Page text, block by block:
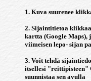
1. Kuva suurenee
2. Sijaintitietoa
kartta (Google Maps),
viimeisen lepo- sijan
3. Voit tehdä
itsellesi "reittipisteen"
suunnistaa sen avulla